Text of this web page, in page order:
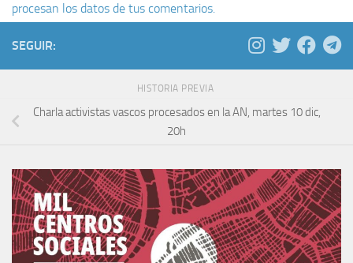
procesan los datos de tus comentarios.
SEGUIR:
HISTORIA PREVIA
Charla activistas vascos procesados en la AN, martes 10 dic,
20h